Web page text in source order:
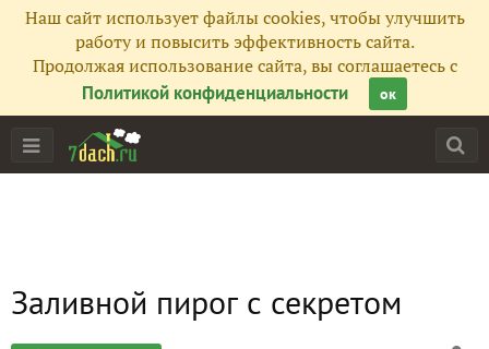
Наш сайт использует файлы cookies, чтобы улучшить
работу и повысить эффективность сайта.
Продолжая использование сайта, вы соглашаетесь с
Политикой конфиденциальности
ок
Заливной пирог с секретом